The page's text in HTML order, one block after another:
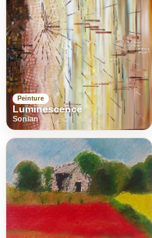
Peinture
Luminescence
Sonian